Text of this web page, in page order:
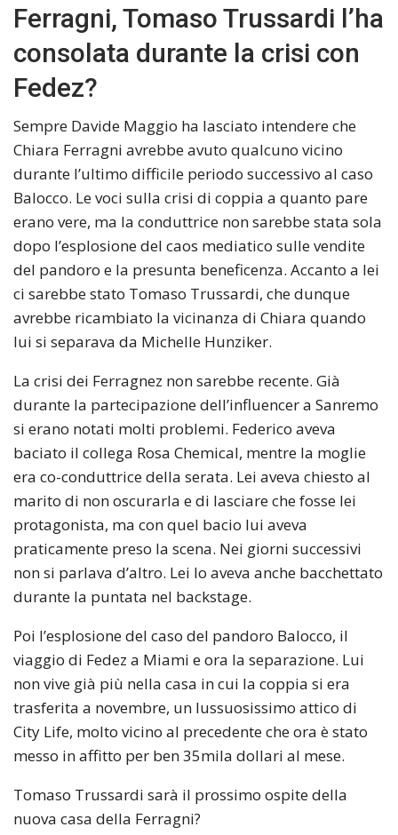
Ferragni, Tomaso Trussardi l’ha
consolata durante la crisi con
Fedez?
Sempre Davide Maggio ha lasciato intendere che
Chiara Ferragni avrebbe avuto qualcuno vicino
durante l’ultimo difficile periodo successivo al caso
Balocco. Le voci sulla crisi di coppia a quanto pare
erano vere, ma la conduttrice non sarebbe stata sola
dopo l’esplosione del caos mediatico sulle vendite
del pandoro e la presunta beneficenza. Accanto a lei
ci sarebbe stato Tomaso Trussardi, che dunque
avrebbe ricambiato la vicinanza di Chiara quando
lui si separava da Michelle Hunziker.
La crisi dei Ferragnez non sarebbe recente. Già
durante la partecipazione dell’influencer a Sanremo
si erano notati molti problemi. Federico aveva
baciato il collega Rosa Chemical, mentre la moglie
era co-conduttrice della serata. Lei aveva chiesto al
marito di non oscurarla e di lasciare che fosse lei
protagonista, ma con quel bacio lui aveva
praticamente preso la scena. Nei giorni successivi
non si parlava d’altro. Lei lo aveva anche bacchettato
durante la puntata nel backstage.
Poi l’esplosione del caso del pandoro Balocco, il
viaggio di Fedez a Miami e ora la separazione. Lui
non vive già più nella casa in cui la coppia si era
trasferita a novembre, un lussuosissimo attico di
City Life, molto vicino al precedente che ora è stato
messo in affitto per ben 35mila dollari al mese.
Tomaso Trussardi sarà il prossimo ospite della
nuova casa della Ferragni?